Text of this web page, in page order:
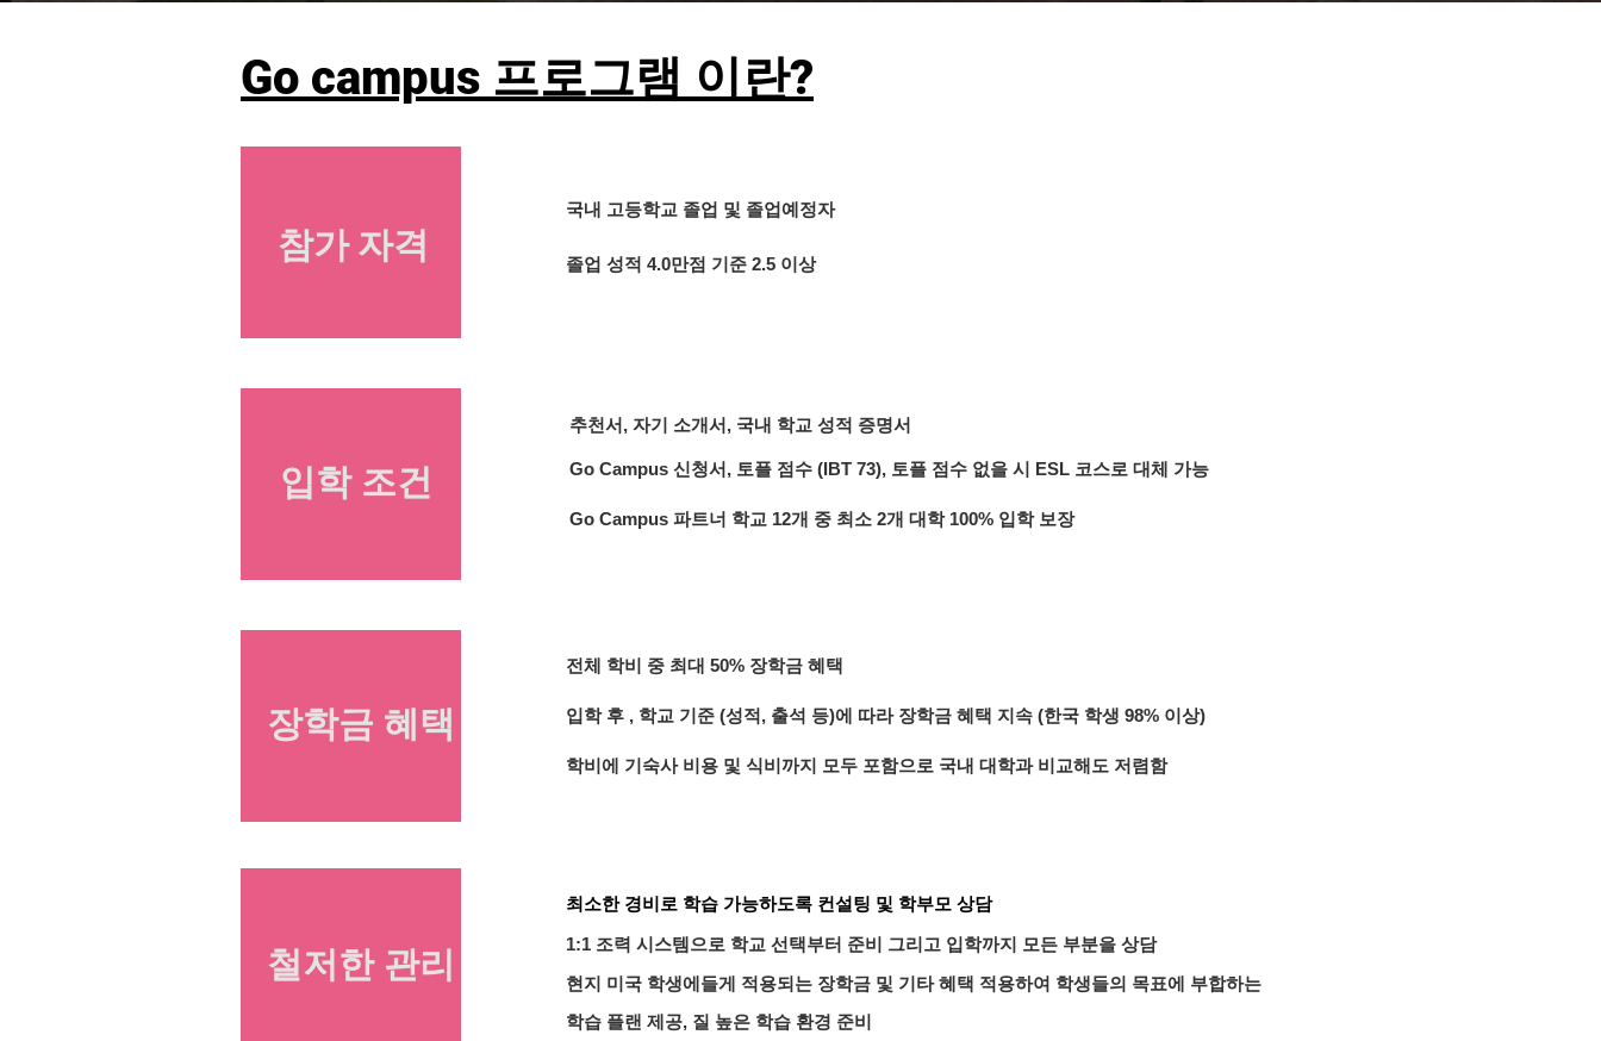
Go campus 프로그램 이란?
참가 자격
국내 고등학교 졸업 및 졸업예정자
졸업 성적 4.0만점 기준 2.5 이상
입학 조건
추천서, 자기 소개서, 국내 학교 성적 증명서
Go Campus 신청서, 토플 점수 (IBT 73), 토플 점수 없을 시 ESL 코스로 대체 가능
Go Campus 파트너 학교 12개 중 최소 2개 대학 100% 입학 보장
장학금 혜택
​전체 학비 중 최대 50% 장학금 혜택
입학 후 , 학교 기준 (성적, 출석 등)에 따라 장학금 혜택 지속 (한국 학생 98% 이상)
학비에 기숙사 비용 및 식비까지 모두 포함으로 국내 대학과 비교해도 저렴함
철저한 관리
최소한​ 경비로 학습 가능하도록 컨설팅 및 학부모 상담
1:1 조력 시스템으로 학교 선택부터 준비 그리고 입학까지 모든 부분을 상담
현지 미국 학생에들게 적용되는 장학금 및 기타 혜택 적용하여 학생들의 목표에 부합하는
학습 플랜 제공, 질 높은 학습 환경 준비